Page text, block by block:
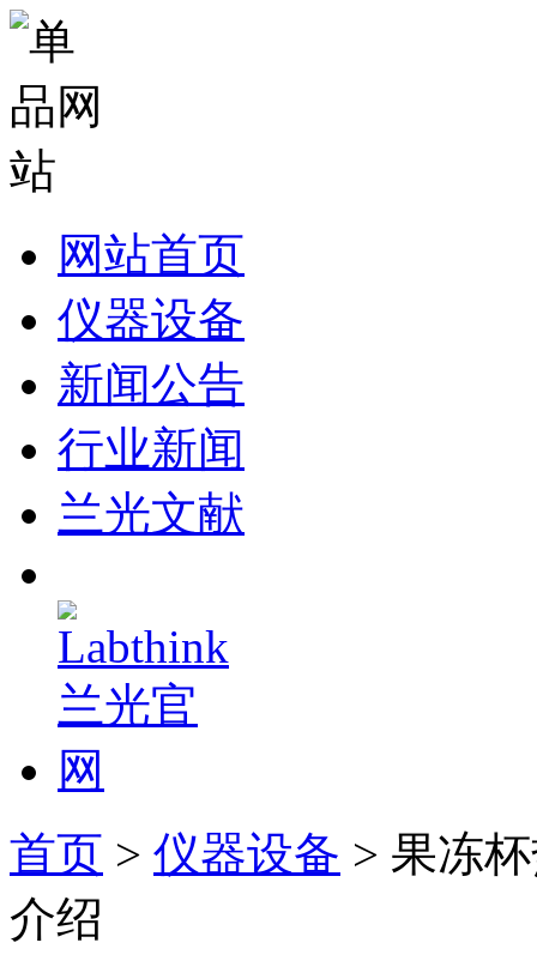
网站首页
仪器设备
新闻公告
行业新闻
兰光文献
首页 > 仪器设备 > 果冻
介绍